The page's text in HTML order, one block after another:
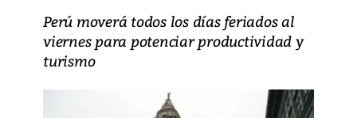
Perú moverá todos los días feriados al
viernes para potenciar productividad y
turismo